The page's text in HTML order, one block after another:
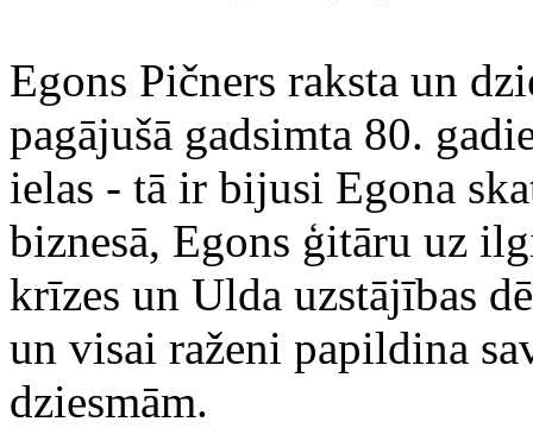
Egons Pičners raksta un
pagājušā gadsimta 80.
ielas - tā ir bijusi Egona
biznesā, Egons ģitāru uz
krīzes un Ulda uzstājības
un visai raženi papildina
dziesmām.